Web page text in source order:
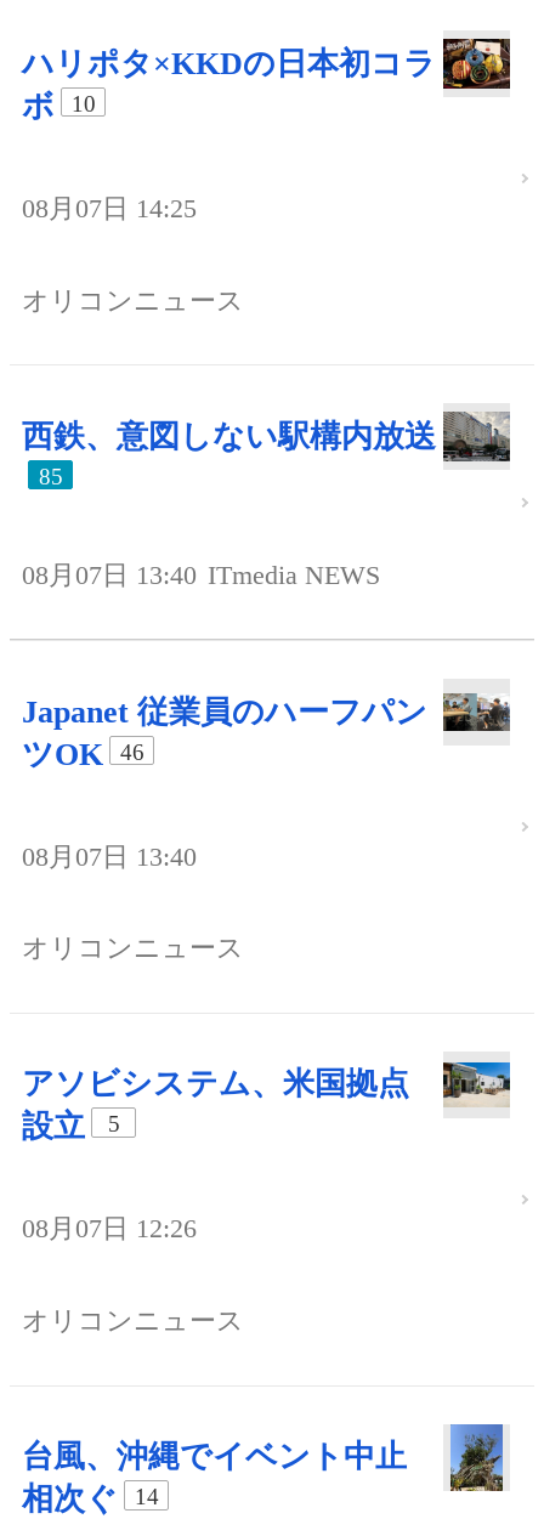
ハリポタ×KKDの日本初コラ
ボ
10
08月07日 14:25
オリコンニュース
西鉄、意図しない駅構内放送
85
08月07日 13:40 ITmedia NEWS
Japanet 従業員のハーフパン
ツOK
46
08月07日 13:40
オリコンニュース
アソビシステム、米国拠点
設立
5
08月07日 12:26
オリコンニュース
台風、沖縄でイベント中止
相次ぐ
14